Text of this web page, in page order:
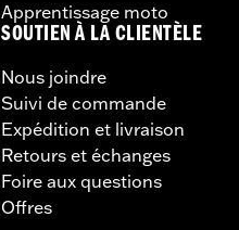
Apprentissage moto
SOUTIEN À LA CLIENTÈLE
Nous joindre
Suivi de commande
Expédition et livraison
Retours et échanges
Foire aux questions
Offres